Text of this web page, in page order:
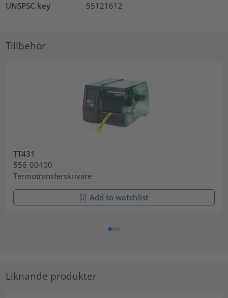
UNSPSC key
55121612
Tillbehör
TT431
556-00400
Termotransferskrivare
Add to watchlist
Liknande produkter